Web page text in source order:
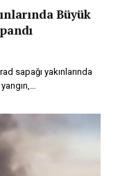
Büyük
sapağı yakınlarında